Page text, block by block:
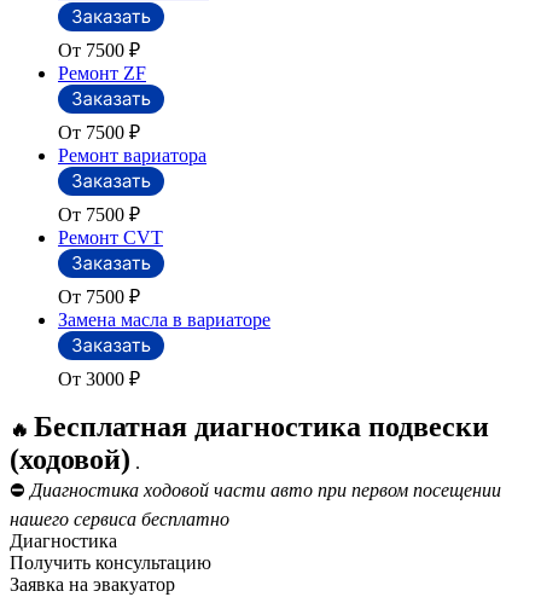
От 7500 ₽
Ремонт ZF
От 7500 ₽
Ремонт вариатора
От 7500 ₽
Ремонт CVT
От 7500 ₽
Замена масла в вариаторе
От 3000 ₽
🔥 Бесплатная диагностика подвески
(ходовой) .
⛔ Диагностика ходовой части авто при первом посещении
нашего сервиса бесплатно
Диагностика
Получить консультацию
Заявка на эвакуатор